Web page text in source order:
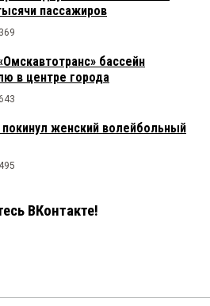
пассажиров
369
бассейн
в центре города
643
женский волейбольный
495
ВКонтакте!